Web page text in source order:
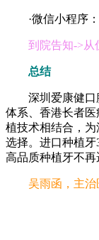
·微信小程序：
到院告知->从
总结
深圳爱康健口腔
体系、香港长者
植技术相结合，
选择。进口种植
高品质种植牙不再
吴雨函，主治